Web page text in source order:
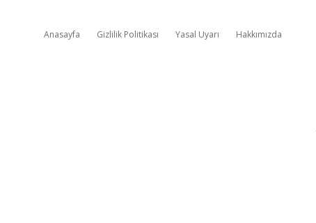
Anasayfa Gizlilik Politikası Yasal Uyarı Hakkımızda